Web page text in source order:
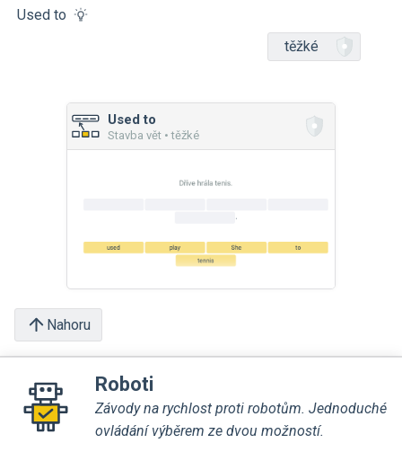
Used to
těžké
Used to
Stavba vět • těžké
Nahoru
Roboti
Závody na rychlost proti robotům. Jednoduché
ovládání výběrem ze dvou možností.